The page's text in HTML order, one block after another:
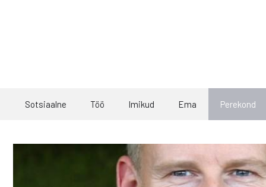
Sotsiaalne Töö Imikud Ema Perekond